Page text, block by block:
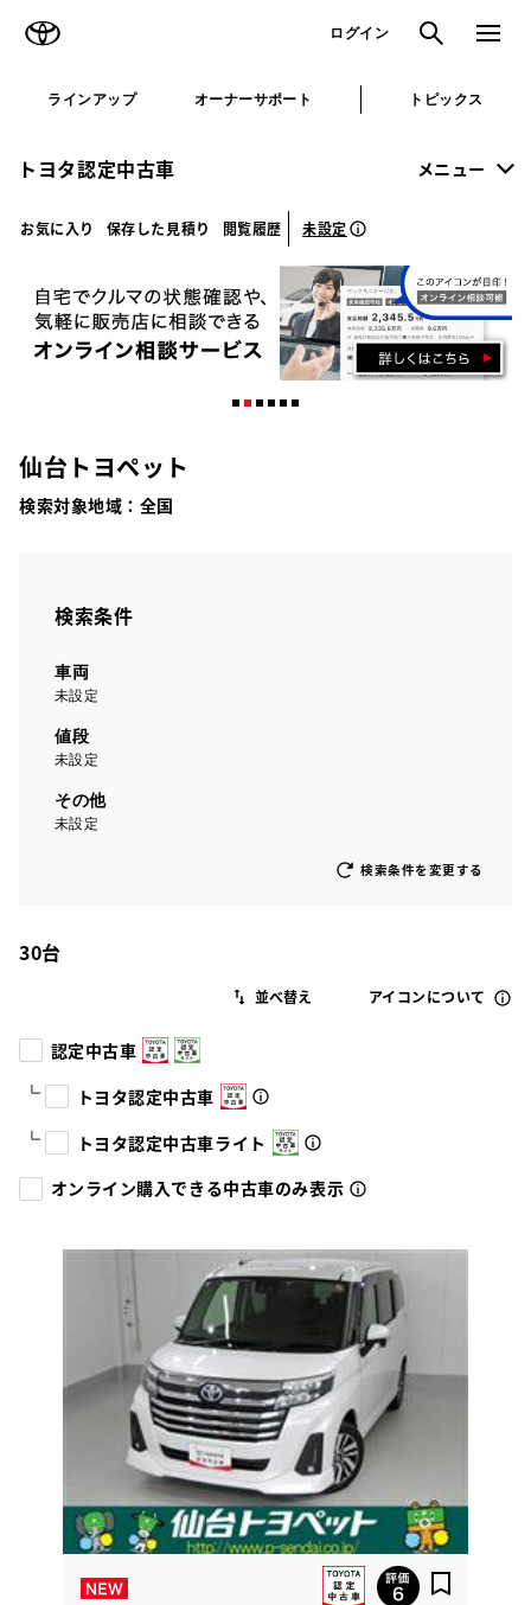
ログイン 検索 メニュ
ラインアップ オーナーサポート トピックス
トヨタ認定中古車 メニュー
お気に入り 保存した見積り 閲覧履歴 未設定
仙台トヨペット
検索対象地域： 全国
検索条件
車両
未設定
値段
未設定
その他
未設定
検索条件を変更する
30台
アイコンについて
認定中古車
トヨタ認定中古車
トヨタ認定中古車ライト
オンライン購入できる中古車のみ表示